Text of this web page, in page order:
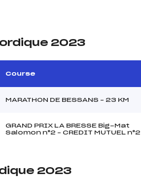
2023
Course
MARATHON DE BESSANS – 23 KM
GRAND PRIX LA BRESSE Big-Mat
Salomon n°2 – CREDIT MUTUEL n°2
2023